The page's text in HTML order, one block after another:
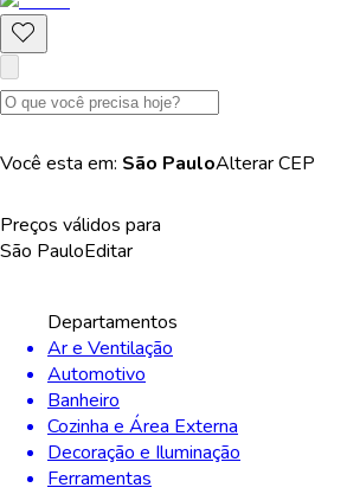
Você esta em: São PauloAlterarCEP
Preços válidos para
São PauloEditar
Departamentos
Ar e Ventilação
Automotivo
Banheiro
Cozinha e Área Externa
Decoração e Iluminação
Ferramentas